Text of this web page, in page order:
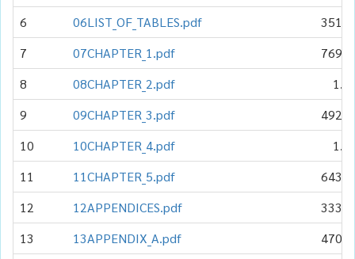
6
06LIST_OF_TABLES.pdf
7
07CHAPTER_1.pdf
8
08CHAPTER_2.pdf
9
09CHAPTER_3.pdf
10
10CHAPTER_4.pdf
11
11CHAPTER_5.pdf
12
12APPENDICES.pdf
13
13APPENDIX_A.pdf